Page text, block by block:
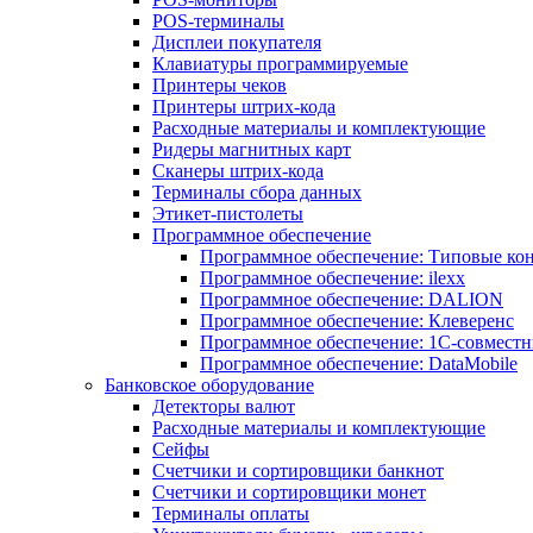
POS-терминалы
Дисплеи покупателя
Клавиатуры программируемые
Принтеры чеков
Принтеры штрих-кода
Расходные материалы и комплектующие
Ридеры магнитных карт
Сканеры штрих-кода
Терминалы сбора данных
Этикет-пистолеты
Программное обеспечение
Программное обеспечение: Типовые
Программное обеспечение: ilexx
Программное обеспечение: DALION
Программное обеспечение: Клеверенс
Программное обеспечение: 1С-
Программное обеспечение: DataMobile
Банковское оборудование
Детекторы валют
Расходные материалы и комплектующие
Сейфы
Счетчики и сортировщики банкнот
Счетчики и сортировщики монет
Терминалы оплаты